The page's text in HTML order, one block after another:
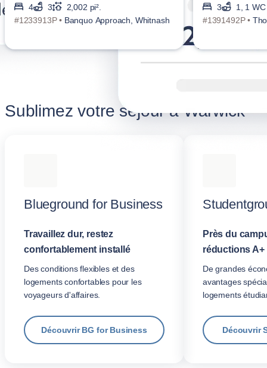
4 3
2,002 pi².
#1233913P • Banquo Approach, Whitnash
3
1, 1 WC
#1391492P •
Sublimez votre séjour à Warwick
Blueground for Business
Travaillez dur, restez
confortablement installé
Des conditions flexibles et des
logements confortables pour les
voyageurs d'affaires.
Découvrir BG for Business
Près du
réductions A+
De grandes
avantages
logements
Découvrir